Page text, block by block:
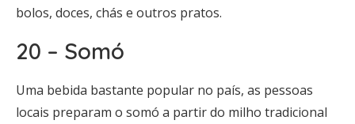
bolos, doces, chás e outros pratos.
20 – Somó
Uma bebida bastante popular no país, as pessoas
locais preparam o somó a partir do milho tradicional